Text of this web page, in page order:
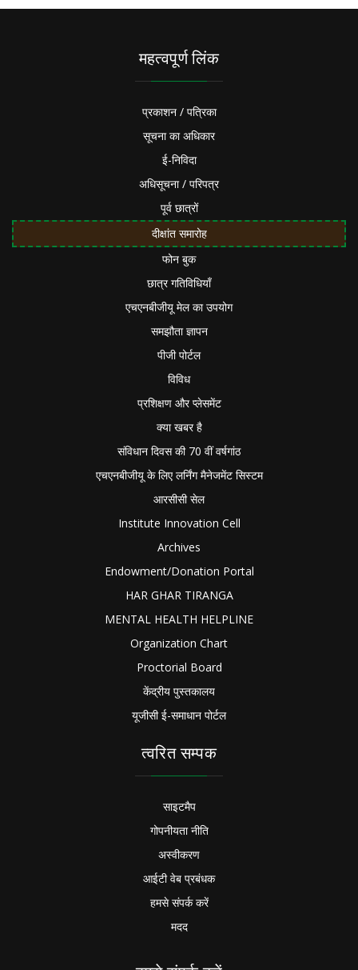
महत्वपूर्ण लिंक
प्रकाशन / पत्रिका
सूचना का अधिकार
ई-निविदा
अधिसूचना / परिपत्र
पूर्व छात्रों
दीक्षांत समारोह
फोन बुक
छात्र गतिविधियाँ
एचएनबीजीयू मेल का उपयोग
समझौता ज्ञापन
पीजी पोर्टल
विविध
प्रशिक्षण और प्लेसमेंट
क्या खबर है
संविधान दिवस की 70 वीं वर्षगांठ
एचएनबीजीयू के लिए लर्निंग मैनेजमेंट सिस्टम
आरसीसी सेल
Institute Innovation Cell
Archives
Endowment/Donation Portal
HAR GHAR TIRANGA
MENTAL HEALTH HELPLINE
Organization Chart
Proctorial Board
केंद्रीय पुस्तकालय
यूजीसी ई-समाधान पोर्टल
त्वरित सम्पक
साइटमैप
गोपनीयता नीति
अस्वीकरण
आईटी वेब प्रबंधक
हमसे संपर्क करें
मदद